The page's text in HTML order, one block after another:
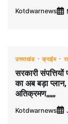
Kotdwarnews
उत्तराखंड क्राईम
सरकारी
का अब बड़ा
अतिक्रमण,,,,,,
Kotdwarnews